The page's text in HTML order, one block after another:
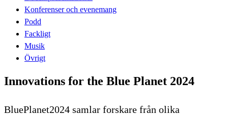
Konferenser och evenemang
Podd
Fackligt
Musik
Övrigt
Innovations for the Blue Planet 2024
BluePlanet2024 samlar forskare från olika